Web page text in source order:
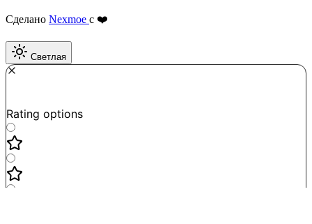
Сделано Nexmoe с ❤️
Светлая
Rating options